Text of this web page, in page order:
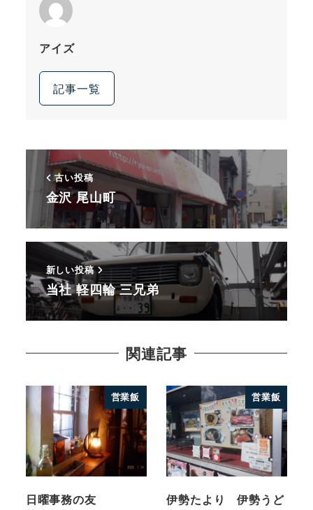
アイズ
記事一覧
古い投稿
金沢 尾山町
新しい投稿
当社 軽四輪 三兄弟
関連記事
営業飯
日曜事務の友
営業飯
伊勢たより 伊勢うど